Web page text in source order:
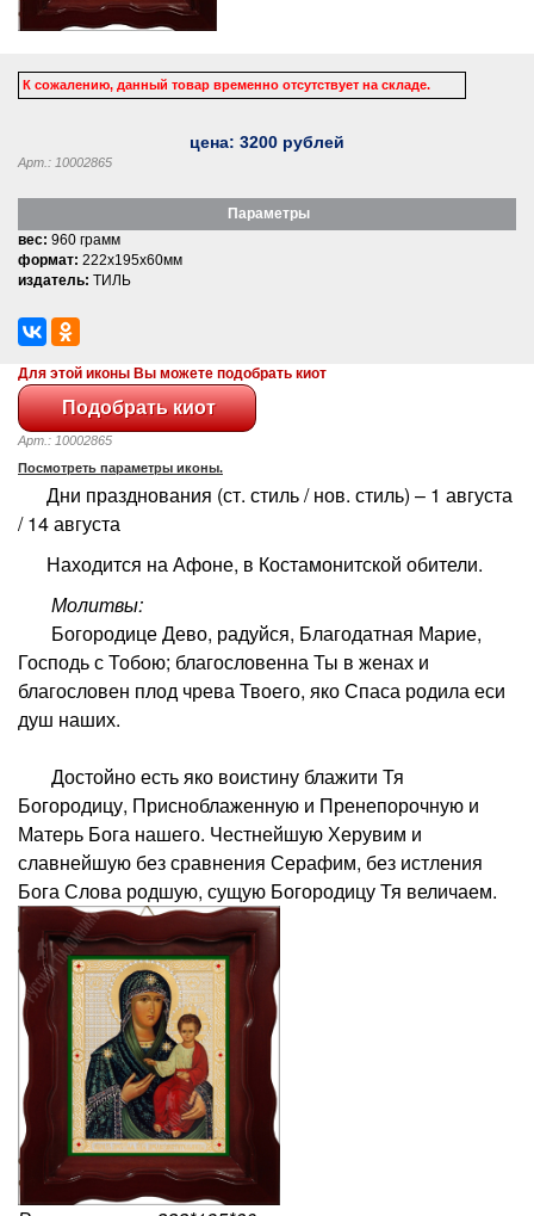
К сожалению, данный товар временно отсутствует на складе.
цена: 3200 рублей
Арт.: 10002865
Параметры
вес: 960 грамм
формат: 222x195x60мм
издатель: ТИЛЬ
Для этой иконы Вы можете подобрать киот
Арт.: 10002865
Посмотреть параметры иконы.
Дни празднования (ст. стиль / нов. стиль) – 1 августа
/ 14 августа
Находится на Афоне, в Костамонитской обители.
Молитвы:
Богородице Дево, радуйся, Благодатная Марие,
Господь с Тобою; благословенна Ты в женах и
благословен плод чрева Твоего, яко Спаса родила еси
душ наших.
Достойно есть яко воистину блажити Тя
Богородицу, Присноблаженную и Пренепорочную и
Матерь Бога нашего. Честнейшую Херувим и
славнейшую без сравнения Серафим, без истления
Бога Слова родшую, сущую Богородицу Тя величаем.